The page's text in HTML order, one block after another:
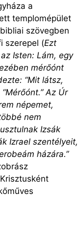
a
templomépület
szövegben
szerepel (Ezt
Isten: Lám, egy
mérőónt
“Mit látsz,
Az Úr
népemet,
nem
Izsák
Izrael szentélyeit,
házára.”